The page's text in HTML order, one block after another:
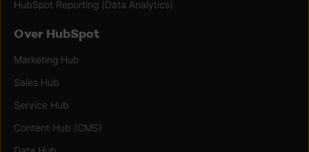
HubSpot Reporting (Data Analytics)
Over HubSpot
Marketing Hub
Sales Hub
Service Hub
Content Hub (CMS)